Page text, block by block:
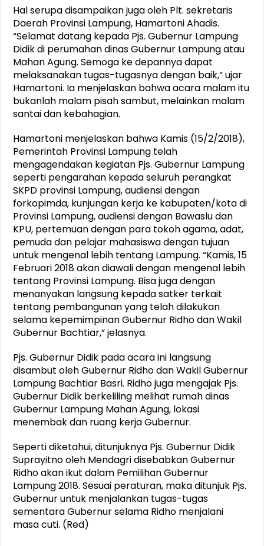
Hal serupa disampaikan juga oleh Plt. sekretaris
Daerah Provinsi Lampung, Hamartoni Ahadis.
“Selamat datang kepada Pjs. Gubernur Lampung
Didik di perumahan dinas Gubernur Lampung atau
Mahan Agung. Semoga ke depannya dapat
melaksanakan tugas-tugasnya dengan baik,” ujar
Hamartoni. Ia menjelaskan bahwa acara malam itu
bukanlah malam pisah sambut, melainkan malam
santai dan kebahagian.
Hamartoni menjelaskan bahwa Kamis (15/2/2018),
Pemerintah Provinsi Lampung telah
mengagendakan kegiatan Pjs. Gubernur Lampung
seperti pengarahan kepada seluruh perangkat
SKPD provinsi Lampung, audiensi dengan
forkopimda, kunjungan kerja ke kabupaten/kota di
Provinsi Lampung, audiensi dengan Bawaslu dan
KPU, pertemuan dengan para tokoh agama, adat,
pemuda dan pelajar mahasiswa dengan tujuan
untuk mengenal lebih tentang Lampung. “Kamis, 15
Februari 2018 akan diawali dengan mengenal lebih
tentang Provinsi Lampung. Bisa juga dengan
menanyakan langsung kepada satker terkait
tentang pembangunan yang telah dilakukan
selama kepemimpinan Gubernur Ridho dan Wakil
Gubernur Bachtiar,” jelasnya.
Pjs. Gubernur Didik pada acara ini langsung
disambut oleh Gubernur Ridho dan Wakil Gubernur
Lampung Bachtiar Basri. Ridho juga mengajak Pjs.
Gubernur Didik berkeliling melihat rumah dinas
Gubernur Lampung Mahan Agung, lokasi
menembak dan ruang kerja Gubernur.
Seperti diketahui, ditunjuknya Pjs. Gubernur Didik
Suprayitno oleh Mendagri disebabkan Gubernur
Ridho akan ikut dalam Pemilihan Gubernur
Lampung 2018. Sesuai peraturan, maka ditunjuk Pjs.
Gubernur untuk menjalankan tugas-tugas
sementara Gubernur selama Ridho menjalani
masa cuti. (Red)